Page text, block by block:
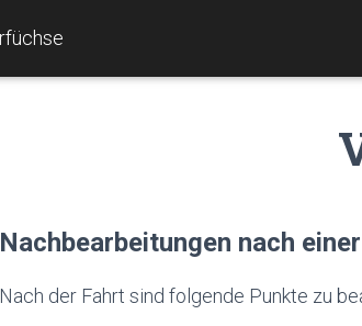
Nachbearbeitungen nach
Nach der Fahrt sind folgende Punkte zu